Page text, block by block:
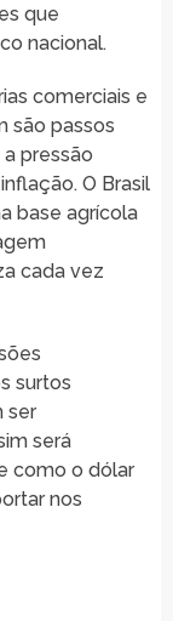
que
nacional.
comerciais e
são passos
pressão
O Brasil
base agrícola
cada vez
surtos
ser
será
como o dólar
nos